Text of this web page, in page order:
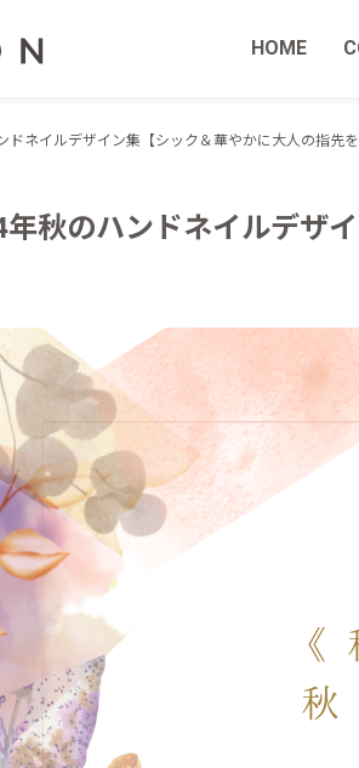
HOME
ネイルデザイン集【シック＆華やかに大人の指先を
秋のハンドネイルデザ